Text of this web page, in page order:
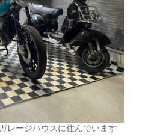
レージハウスに住んでいます